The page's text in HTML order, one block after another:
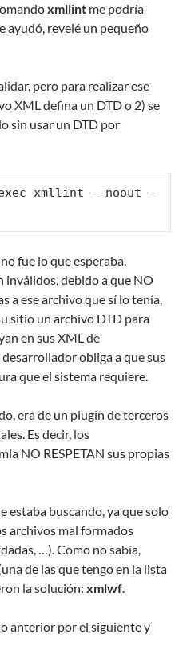
xmllint me podría
ayudó, revelé un pequeño
pero para realizar ese
XML defina un DTD o 2) se
sin usar un DTD por
xmllint --noout -
fue lo que esperaba.
inválidos, debido a que NO
a ese archivo que sí lo tenía,
sitio un archivo DTD para
en sus XML de
obliga a que sus
que el sistema requiere.
era de un plugin de terceros
Es decir, los
NO RESPETAN sus propias
estaba buscando, ya que solo
archivos mal formados
…). Como no sabía,
de las que tengo en la lista
la solución: xmlwf.
anterior por el siguiente y